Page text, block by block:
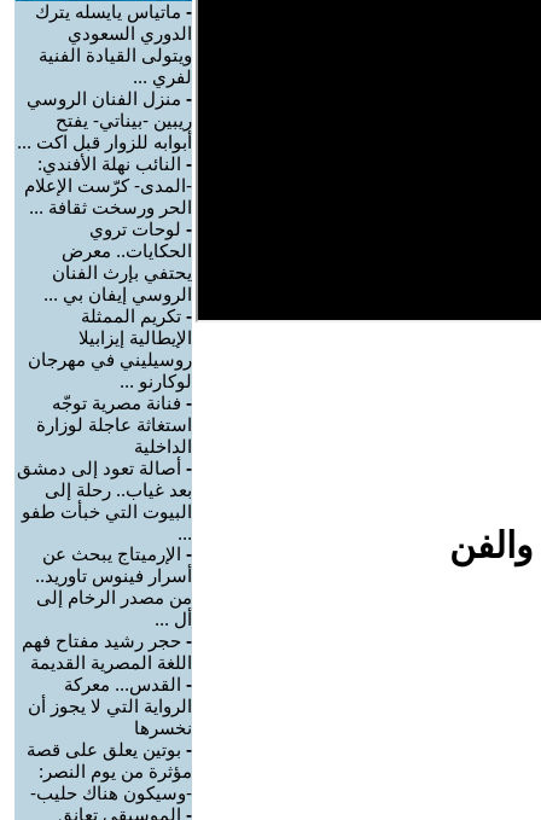
- ماتياس يايسله يترك
الدوري السعودي
ويتولى القيادة الفنية
لفري ...
- منزل الفنان الروسي
ريبين -بيناتي- يفتح
أبوابه للزوار قبل اكت ...
- النائب نهلة الأفندي:
-المدى- كرّست الإعلام
الحر ورسخت ثقافة ...
- لوحات تروي
الحكايات.. معرض
يحتفي بإرث الفنان
الروسي إيفان بي ...
- تكريم الممثلة
الإيطالية إيزابيلا
روسيليني في مهرجان
لوكارنو ...
- فنانة مصرية توجّه
استغاثة عاجلة لوزارة
الداخلية
- أصالة تعود إلى دمشق
بعد غياب.. رحلة إلى
البيوت التي خبأت طفو
...
- الإرميتاج يبحث عن
أسرار فينوس تاوريد..
من مصدر الرخام إلى
أل ...
- حجر رشيد مفتاح فهم
اللغة المصرية القديمة
- القدس... معركة
الرواية التي لا يجوز أن
نخسرها
- بوتين يعلق على قصة
مؤثرة من يوم النصر:
-وسيكون هناك حليب-
- الموسيقى تعانق